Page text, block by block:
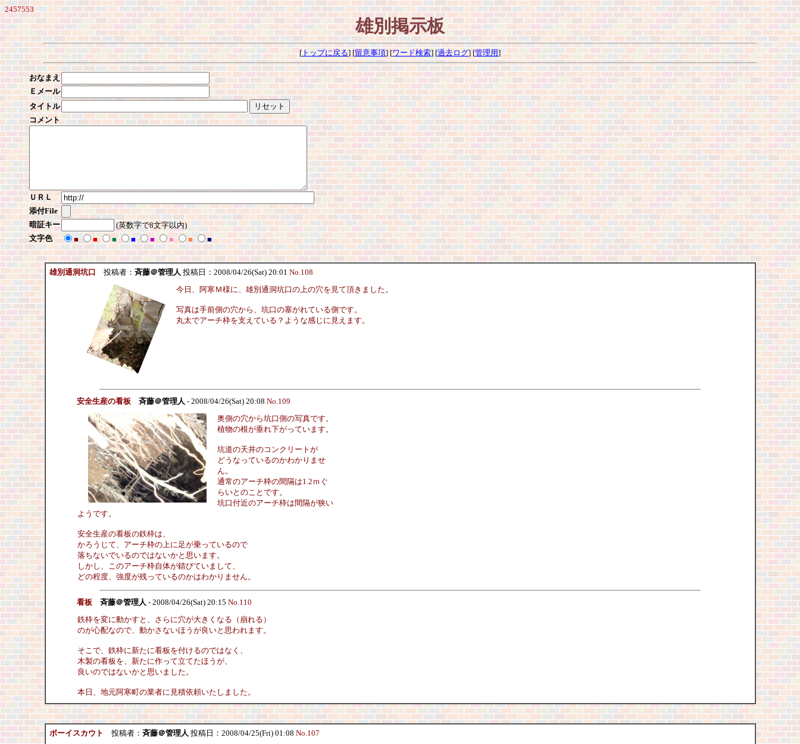
2457553
雄別掲示板
[トップに戻る] [留意事項] [ワード検索] [過去ログ] [管理用]
おなまえ
Ｅメール
タイトル
コメント
ＵＲＬ
添付File
暗証キー
(英数字で8文字以内)
文字色
■ ■ ■ ■ ■ ■ ■ ■
雄別通洞坑口 投稿者：斉藤＠管理人 投稿日：2008/04/26(Sat) 20:01 No.108
今日、阿寒Ｍ様に、雄別通洞坑口の上の穴を見て頂きました。
写真は手前側の穴から、坑口の塞がれている側です。
丸太でアーチ枠を支えている？ような感じに見えます。
安全生産の看板 斉藤＠管理人 - 2008/04/26(Sat) 20:08 No.109
奥側の穴から坑口側の写真です。
植物の根が垂れ下がっています。
坑道の天井のコンクリートが
どうなっているのかわかりませ
ん。
通常のアーチ枠の間隔は1.2ｍぐ
らいとのことです。
坑口付近のアーチ枠は間隔が狭い
ようです。
安全生産の看板の鉄枠は、
かろうじて、アーチ枠の上に足が乗っているので
落ちないでいるのではないかと思います。
しかし、このアーチ枠自体が錆びていまして、
どの程度、強度が残っているのかはわかりません。
看板 斉藤＠管理人 - 2008/04/26(Sat) 20:15 No.110
鉄枠を変に動かすと、さらに穴が大きくなる（崩れる）
のが心配なので、動かさないほうが良いと思われます。
そこで、鉄枠に新たに看板を付けるのではなく、
木製の看板を、新たに作って立てたほうが、
良いのではないかと思いました。
本日、地元阿寒町の業者に見積依頼いたしました。
ボーイスカウト 投稿者：斉藤＠管理人 投稿日：2008/04/25(Fri) 01:08 No.107